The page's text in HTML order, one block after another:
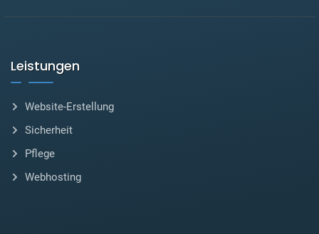
Leistungen
Website-Erstellung
Sicherheit
Pflege
Webhosting